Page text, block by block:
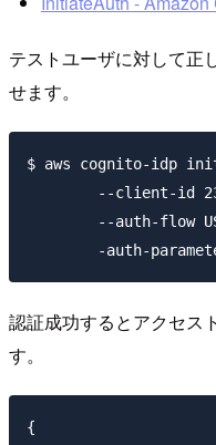
テストユーザに対して正
せます。
$ aws cognito-idp
--client-id
--auth-flow
認証成功するとアクセス
す。
{